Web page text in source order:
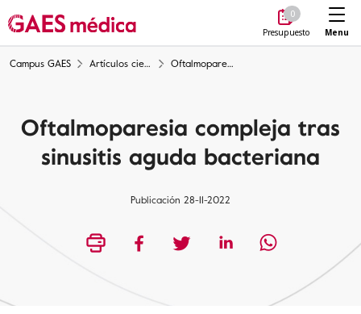
0
Presupuesto Menu
Campus GAES Artículos científicos Oftalmoparesia compleja tras sinusitis aguda bacteriana
Oftalmoparesia compleja tras
sinusitis aguda bacteriana
Publicación 28-11-2022